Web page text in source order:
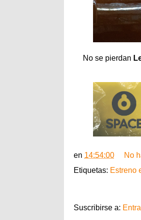
No se pierdan
en 14:54:00
No
Etiquetas: Estreno
Suscribirse a: